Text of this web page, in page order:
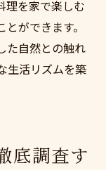
理を家で楽しむ
ができます。
た自然との触れ
生活リズムを築
底調査す